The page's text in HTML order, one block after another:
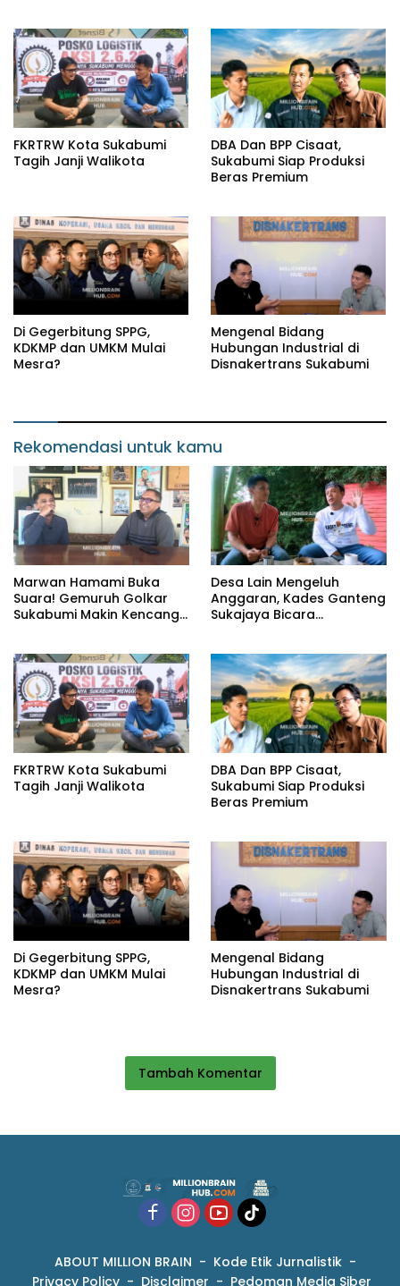
FKRTRW Kota Sukabumi
Tagih Janji Walikota
DBA Dan BPP Cisaat,
Sukabumi Siap Produksi
Beras Premium
Di Gegerbitung SPPG,
KDKMP dan UMKM Mulai
Mesra?
Mengenal Bidang
Hubungan Industrial di
Disnakertrans Sukabumi
Rekomendasi untuk kamu
Marwan Hamami Buka
Suara! Gemuruh Golkar
Sukabumi Makin Kencang,
Desa Lain Mengeluh
Anggaran, Kades Ganteng
Sukajaya Bicara
FKRTRW Kota Sukabumi
Tagih Janji Walikota
DBA Dan BPP Cisaat,
Sukabumi Siap Produksi
Beras Premium
Di Gegerbitung SPPG,
KDKMP dan UMKM Mulai
Mesra?
Mengenal Bidang
Hubungan Industrial di
Disnakertrans Sukabumi
Tambah Komentar
ABOUT MILLION BRAIN
Kode Etik Jurnalistik
Privacy Policy
Disclaimer Pedoman Media Siber